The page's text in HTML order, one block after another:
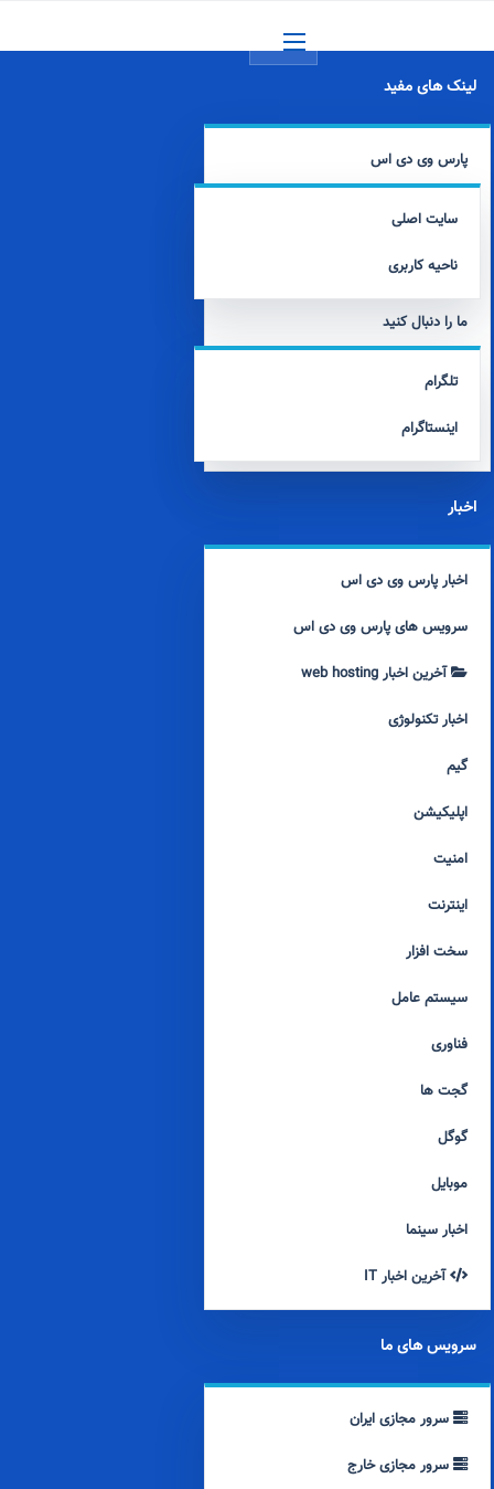
لینک های مفید
پارس وی دی اس
سایت اصلی
ناحیه کاربری
ما را دنبال کنید
تلگرام
اینستاگرام
اخبار
اخبار پارس وی دی اس
سرویس های پارس وی دی اس
آخرین اخبار web hosting
اخبار تکنولوژی
گیم
اپلیکیشن
امنیت
اینترنت
سخت افزار
سیستم عامل
فناوری
گجت ها
گوگل
موبایل
اخبار سینما
آخرین اخبار IT
سرویس های ما
سرور مجازی ایران
سرور مجازی خارج